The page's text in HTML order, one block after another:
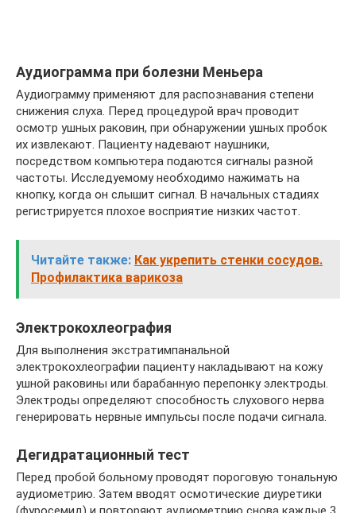
Аудиограмма при болезни Меньера
Аудиограмму применяют для распознавания степени
снижения слуха. Перед процедурой врач проводит
осмотр ушных раковин, при обнаружении ушных пробок
их извлекают. Пациенту надевают наушники,
посредством компьютера подаются сигналы разной
частоты. Исследуемому необходимо нажимать на
кнопку, когда он слышит сигнал. В начальных стадиях
регистрируется плохое восприятие низких частот.
Читайте также: Как укрепить стенки сосудов.
Профилактика варикоза
Электрокохлеография
Для выполнения экстратимпанальной
электрокохлеографии пациенту накладывают на кожу
ушной раковины или барабанную перепонку электроды.
Электроды определяют способность слухового нерва
генерировать нервные импульсы после подачи сигнала.
Дегидратационный тест
Перед пробой больному проводят пороговую тональную
аудиометрию. Затем вводят осмотические диуретики